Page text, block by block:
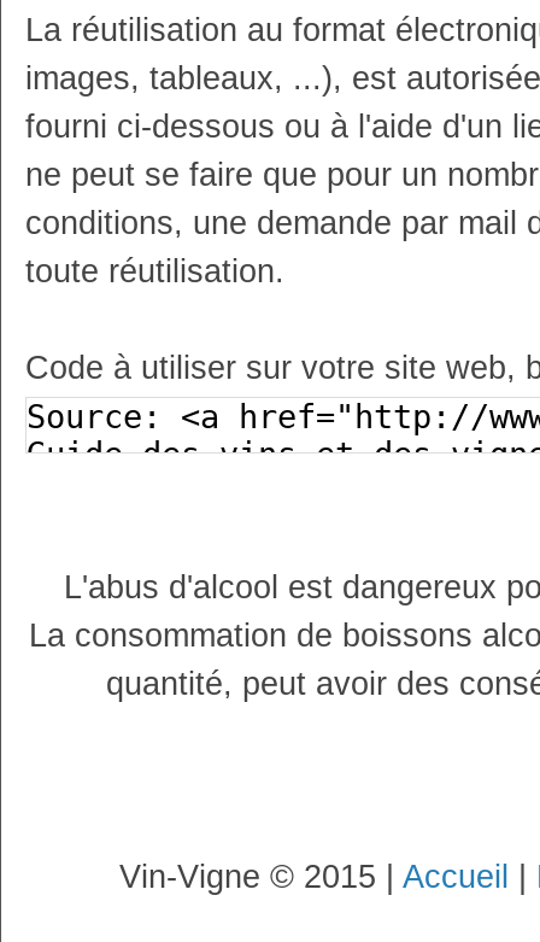
La réutilisation au format
images, tableaux, ...), est
fourni ci-dessous ou à l'aide d'un
ne peut se faire que pour un
conditions, une demande par mail
toute réutilisation.
Code à utiliser sur votre site web,
L'abus d'alcool est dangereux
La consommation de boissons
quantité, peut avoir des
Vin-Vigne © 2015 | Accueil